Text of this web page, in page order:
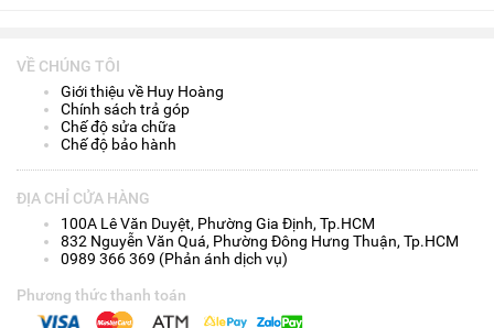
VỀ CHÚNG TÔI
Giới thiệu về Huy Hoàng
Chính sách trả góp
Chế độ sửa chữa
Chế độ bảo hành
ĐỊA CHỈ CỬA HÀNG
100A Lê Văn Duyệt, Phường Gia Định, Tp.HCM
832 Nguyễn Văn Quá, Phường Đông Hưng Thuận, Tp.HCM
0989 366 369 (Phản ánh dịch vụ)
Phương thức thanh toán